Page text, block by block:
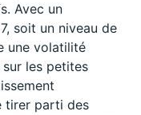
Avec un
soit un niveau de
une volatilité
les petites
tirer parti des